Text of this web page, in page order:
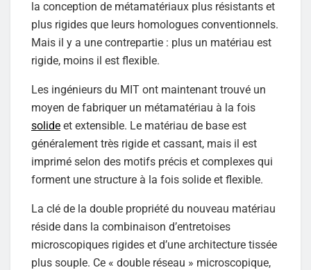
la conception de métamatériaux plus résistants et
plus rigides que leurs homologues conventionnels.
Mais il y a une contrepartie : plus un matériau est
rigide, moins il est flexible.
Les ingénieurs du MIT ont maintenant trouvé un
moyen de fabriquer un métamatériau à la fois
solide et extensible. Le matériau de base est
généralement très rigide et cassant, mais il est
imprimé selon des motifs précis et complexes qui
forment une structure à la fois solide et flexible.
La clé de la double propriété du nouveau matériau
réside dans la combinaison d’entretoises
microscopiques rigides et d’une architecture tissée
plus souple. Ce « double réseau » microscopique,